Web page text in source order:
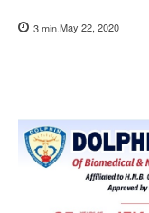
3min.May 22, 2020